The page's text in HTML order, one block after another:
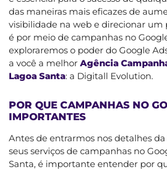
das maneiras mais eficazes de
visibilidade na web e direcionar um
é por meio de campanhas no
exploraremos o poder do Google
a você a melhor Agência
Lagoa Santa: a Digitall Evolution.
POR QUE CAMPANHAS NO
IMPORTANTES
Antes de entrarmos nos detalhes
seus serviços de campanhas no
Santa, é importante entender por